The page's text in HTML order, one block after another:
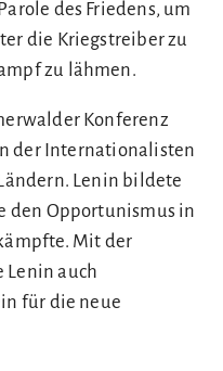
des Friedens, um
die Kriegstreiber zu
zu lähmen.
Konferenz
der Internationalisten
Lenin bildete
den Opportunismus in
Mit der
Lenin auch
für die neue